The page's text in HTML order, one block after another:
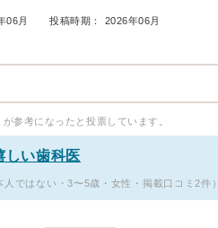
06月 投稿時期： 2026年06月
参考になったと投票しています。
しい歯科医
ではない・3〜5歳・女性・掲載口コミ2件）